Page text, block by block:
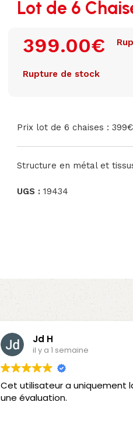
Lot de 6
399.00€
Rupture de stock
Prix lot de 6 chaises :
Structure en métal et
UGS : 19434
Jd H
il y a 1 semaine
Cet utilisateur a uniquement
une évaluation.